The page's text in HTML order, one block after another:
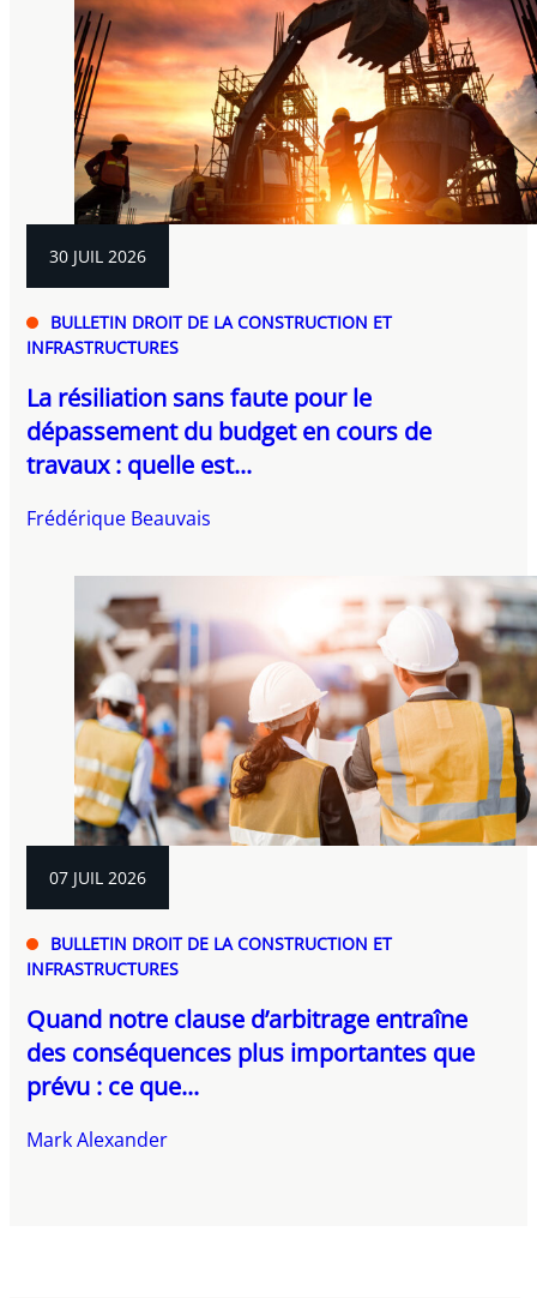
30 JUIL 2026
BULLETIN DROIT DE LA CONSTRUCTION ET
INFRASTRUCTURES
La résiliation sans faute pour le
dépassement du budget en cours de
travaux : quelle est...
Frédérique Beauvais
07 JUIL 2026
BULLETIN DROIT DE LA CONSTRUCTION ET
INFRASTRUCTURES
Quand notre clause d’arbitrage entraîne
des conséquences plus importantes que
prévu : ce que...
Mark Alexander